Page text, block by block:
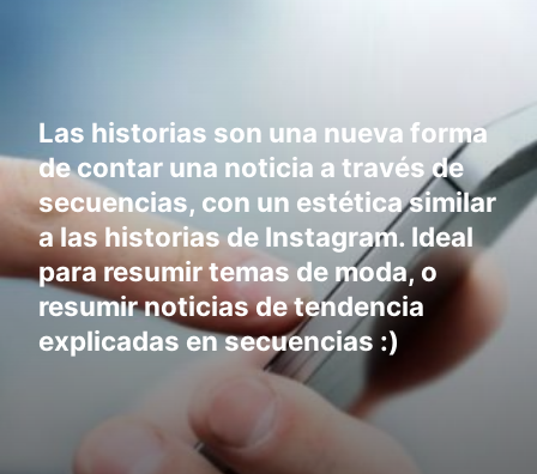
Las historias son una nueva forma
de contar una noticia a través de
secuencias, con un estética similar
a las historias de Instagram. Ideal
para resumir temas de moda, o
resumir noticias de tendencia
explicadas en secuencias :)